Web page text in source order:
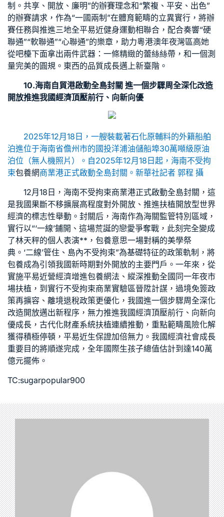
制。共享、開放、廉明”的辦賽理念和“繁複、平安、出色”
的辦賽請求，作為“一國兩制”在體育範疇的立異實行，將辦
賽任務與推進三地全平易近健身運動相聯合，配合奏響“硬
聯通”“軟聯通”“心聯通”的樂章，助力粵港澳年夜灣區高她
從吧檯下面拿出兩件武器：一條精緻的蕾絲絲帶，和一個測
量完美的圓規。東西的品質成長邁上新臺階。
10.海南自貿港啟動全島封關 進一個步驟周全深化改造
開放推進我國經濟頂壓前行、向新向優
2025年12月18日，一艘裝載著石化原輔料的外籍船舶
泊進位于海南省儋州市的國投洋浦油儲船埠30萬噸級原油
泊位（無人機照片）。自2025年12月18日起，海南不受拘
束包養網商業港正式啟動全島封關。新華社記者 郭程 攝
12月18日，海南不受拘束商業港正式啟動全島封關，這
是我國果斷不移擴展高程度對外開放、推進扶植開放型世界
經濟的標志性舉動。封關后，海南作為海關監管特別區域，
實行以“‘一線’鋪開、這場荒誕的戀愛爭奪戰，此刻完全變成
了林天秤的個人表演**， 包養意思一場對稱的美學祭
典。‘二線’管住、島內不受拘束”為基礎特征的政策軌制，將
包養成為引領我國新時期對外開放的主要門戶。一年來，從
實施平易近營經濟增進包養網法、縱深推動全國同一年夜市
場扶植，到實行不受拘束商業實驗區晉陞計謀，過境免簽政
策再擴容、離境退稅政策更優化，我國進一個步驟周全深化
改造開放邁出新程序，無力推進我國經濟頂壓前行、向新向
優成長，古代化財產系統扶植連續推動，重點範疇風險化解
獲得積極停頓，平易近生保證加倍無力。我國經濟社會成長
重要目的將順遂完成，全年國際生孩子總值估計到達140萬
億元擺佈。
TC:sugarpopular900